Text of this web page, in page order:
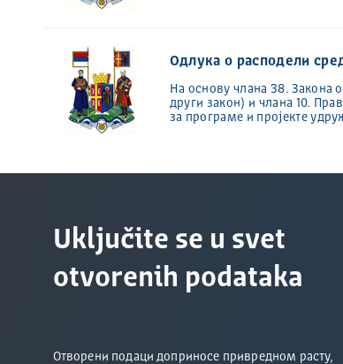
Одлука о расподели
На основу члана 38. Закона
други закон) и члана 10.
за програме и пројекте
Uključite se u svet
otvorenih podataka
Отворени подаци доприносе привредном расту,